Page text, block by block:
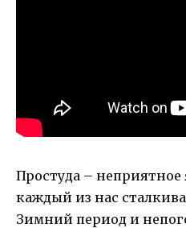
Простуда –
каждый из нас
Зимний период и